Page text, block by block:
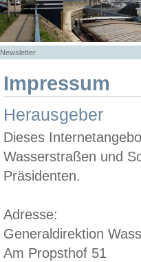
Newsletter
Impressum
Herausgeber
Dieses
Wasserstraßen und
Präsidenten.
Adresse:
Generaldirektion
Am Propsthof 51